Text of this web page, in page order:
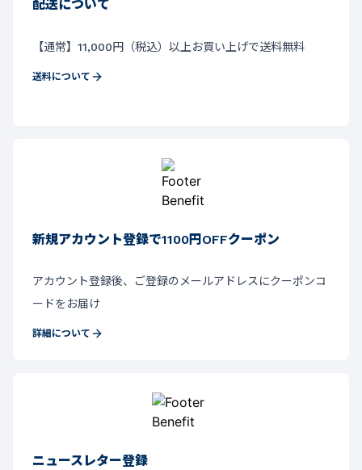
配送について
【通常】11,000円（税込）以上お買い上げで送料無料
送料について
新規アカウント登録で1100円OFFクーポン
アカウント登録後、ご登録のメールアドレスにクーポンコ
ードをお届け
詳細について
ニュースレター登録